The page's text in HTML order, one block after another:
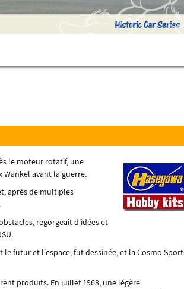
le moteur rotatif, une
avant la guerre.
après de multiples
regorgeait d'idées et
futur et l'espace, fut dessinée, et la Cosmo Sport
produits. En juillet 1968, une légère